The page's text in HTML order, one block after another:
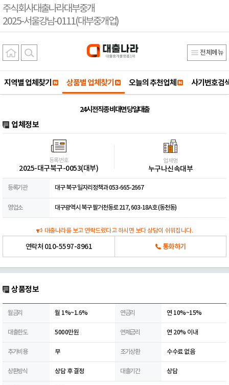
주식회사대출나라대부중개
2025-서울강남-0111(대부중개업)
전체메뉴
지역별 업체찾기 상품별 업체찾기 오늘의 추천업체 사기번호검
24시 전직종 비대면 당일대출
업체정보
등록번호
2025-대구북구-0053(대부)
업체명
누구나신속대부
등록기관 대구 북구 일자리정책과 053-665-2667
영업소 대구광역시 북구 팔거천동로 217, 603-18A호 (동천동)
대출나라를 보고 연락드렸다고 하시면 보다 상담이 쉬워집니다.
연락처 010-5597-8961 통화하기
상품정보
월금리 월 1%~1.6% 연금리 연 10%~15%
대출한도 5000만원 연체금리 연 20% 이내
추가비용 무 조기상환 수수료 없음
상환방식 상담 후 결정 대출기간 상담